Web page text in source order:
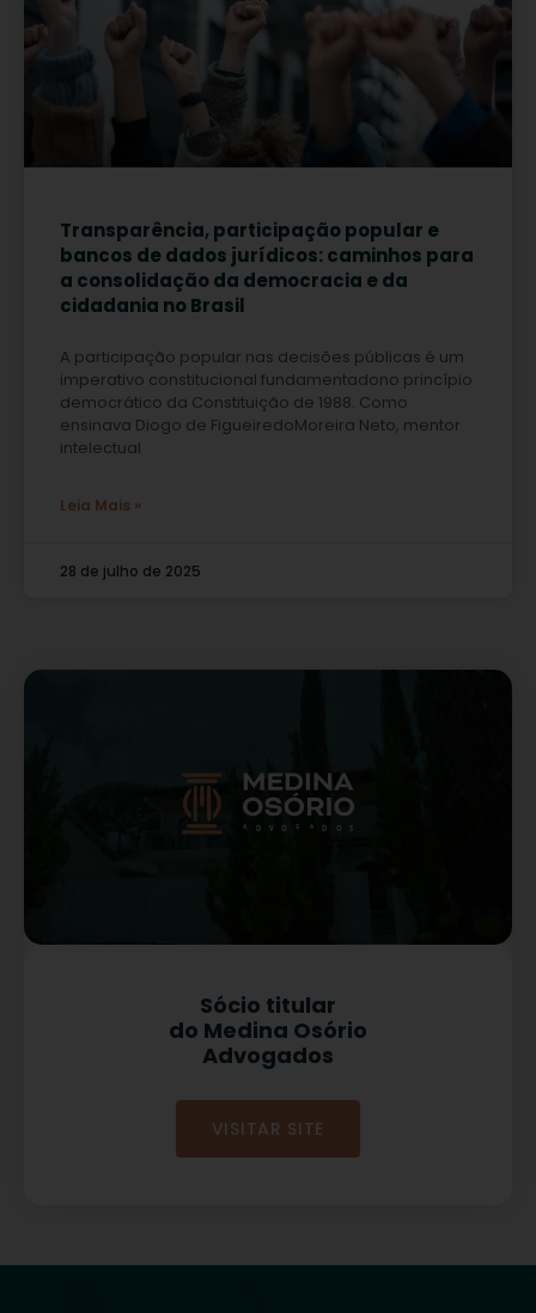
Transparência, participação popular e
bancos de dados jurídicos: caminhos para
a consolidação da democracia e da
cidadania no Brasil
A participação popular nas decisões públicas é um
imperativo constitucional fundamentadono princípio
democrático da Constituição de 1988. Como
ensinava Diogo de FigueiredoMoreira Neto, mentor
intelectual
Leia Mais »
28 de julho de 2025
A D V O G A D O S
Sócio titular
do Medina Osório
Advogados
VISITAR SITE